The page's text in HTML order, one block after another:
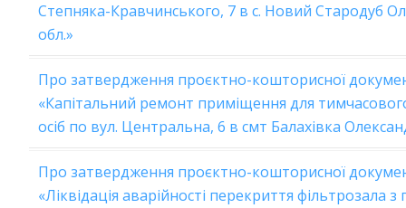
Степняка-Кравчинського, 7 в с. Новий Стародуб
обл.»
Про затвердження проєктно-кошторисної
«Капітальний ремонт приміщення для
осіб по вул. Центральна, 6 в смт Балахівка
Про затвердження проєктно-кошторисної
«Ліквідація аварійності перекриття